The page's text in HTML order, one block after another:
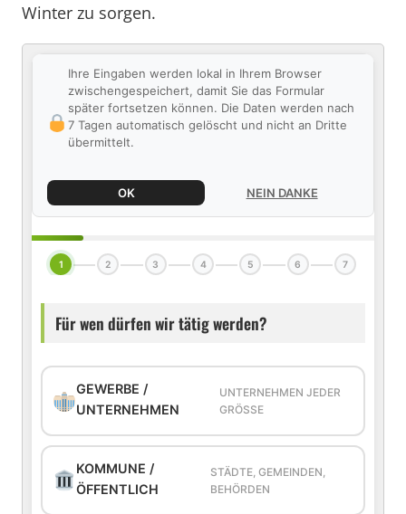
Winter zu sorgen.
Ihre Eingaben werden lokal in Ihrem Browser
zwischengespeichert, damit Sie das Formular
später fortsetzen können. Die Daten werden nach
7 Tagen automatisch gelöscht und nicht an Dritte
übermittelt.
OK NEIN DANKE
1 2 3 4 5 6 7
Für wen dürfen wir tätig werden?
GEWERBE /
UNTERNEHMEN
UNTERNEHMEN JEDER
GRÖSSE
KOMMUNE /
ÖFFENTLICH
STÄDTE, GEMEINDEN,
BEHÖRDEN